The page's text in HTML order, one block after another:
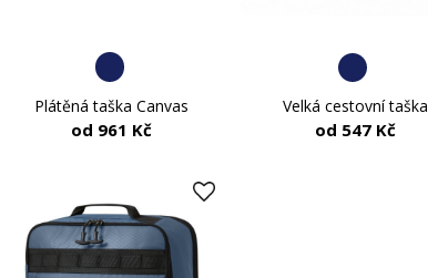
Plátěná taška Canvas
od 961 Kč
Velká cestovní taška
od 547 Kč